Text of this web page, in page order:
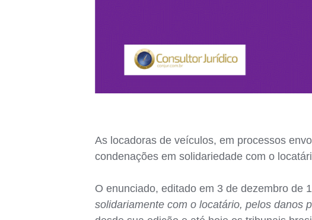
As locadoras de veículos, em processos
condenações em solidariedade com o
O enunciado, editado em 3 de dezembro de
solidariamente com o locatário, pelos danos